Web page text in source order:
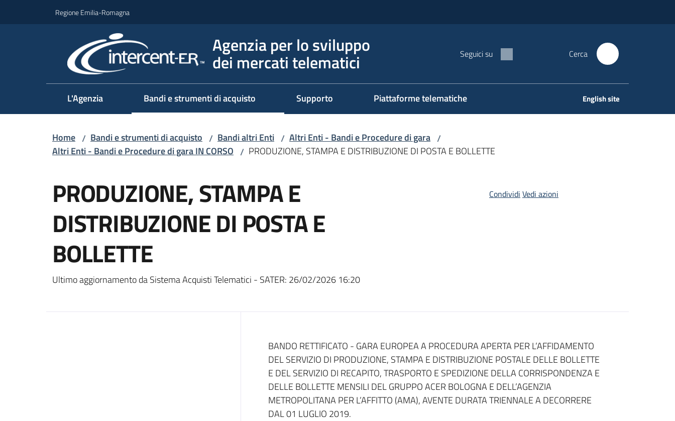
Regione Emilia-Romagna
Agenzia per lo sviluppo
dei mercati telematici Seguici su Cerca
L'Agenzia Bandi e strumenti di acquisto Supporto Piattaforme telematiche English site
Home / Bandi e strumenti di acquisto / Bandi altri Enti / Altri Enti - Bandi e Procedure di gara /
Altri Enti - Bandi e Procedure di gara IN CORSO / PRODUZIONE, STAMPA E DISTRIBUZIONE DI POSTA E BOLLETTE
PRODUZIONE, STAMPA E
DISTRIBUZIONE DI POSTA E
BOLLETTE
Ultimo aggiornamento da Sistema Acquisti Telematici - SATER: 26/02/2026 16:20
Condividi Vedi azioni
Dati del bando
BANDO RETTIFICATO - GARA EUROPEA A PROCEDURA APERTA PER L’AFFIDAMENTO
DEL SERVIZIO DI PRODUZIONE, STAMPA E DISTRIBUZIONE POSTALE DELLE BOLLETTE
E DEL SERVIZIO DI RECAPITO, TRASPORTO E SPEDIZIONE DELLA CORRISPONDENZA E
DELLE BOLLETTE MENSILI DEL GRUPPO ACER BOLOGNA E DELL’AGENZIA
METROPOLITANA PER L’AFFITTO (AMA), AVENTE DURATA TRIENNALE A DECORRERE
DAL 01 LUGLIO 2019.